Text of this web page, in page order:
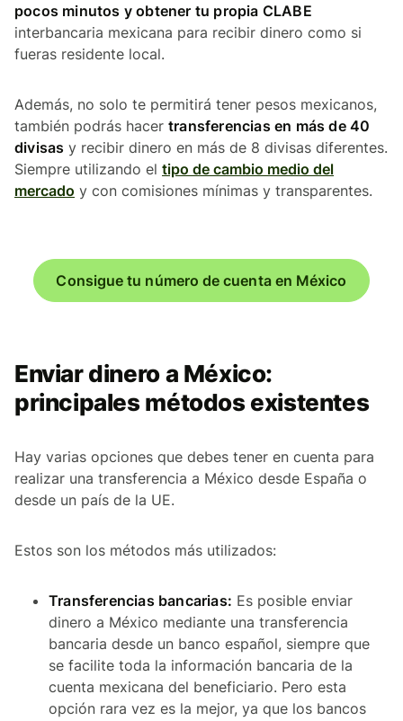
pocos minutos y obtener tu propia CLABE
interbancaria mexicana para recibir dinero como si
fueras residente local.
Además, no solo te permitirá tener pesos mexicanos,
también podrás hacer transferencias en más de 40
divisas y recibir dinero en más de 8 divisas diferentes.
Siempre utilizando el tipo de cambio medio del
mercado y con comisiones mínimas y transparentes.
Consigue tu número de cuenta en México
Enviar dinero a México:
principales métodos existentes
Hay varias opciones que debes tener en cuenta para
realizar una transferencia a México desde España o
desde un país de la UE.
Estos son los métodos más utilizados:
Transferencias bancarias: Es posible enviar
dinero a México mediante una transferencia
bancaria desde un banco español, siempre que
se facilite toda la información bancaria de la
cuenta mexicana del beneficiario. Pero esta
opción rara vez es la mejor, ya que los bancos